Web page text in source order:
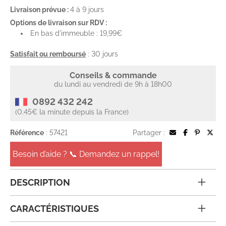
Livraison prévue :4 à 9 jours
Options de livraison sur RDV :
En bas d'immeuble : 19,99€
Satisfait ou remboursé : 30 jours
Conseils & commande
du lundi au vendredi de 9h à 18h00
0892 432 242
(0.45€ la minute depuis la France)
Référence : 57421 Partager :
Besoin d’aide ? 📞 Demandez un rappel!
DESCRIPTION
CARACTÉRISTIQUES